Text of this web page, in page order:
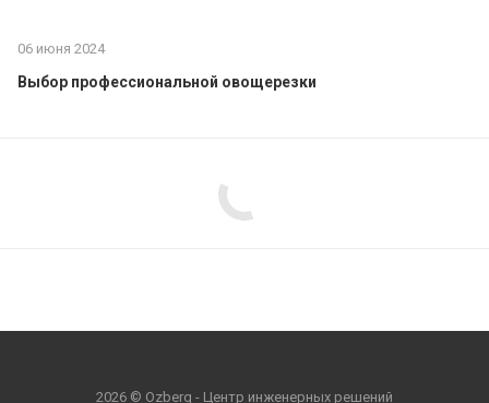
06 июня 2024
Выбор профессиональной овощерезки
2026 © Ozberg - Центр инженерных решений